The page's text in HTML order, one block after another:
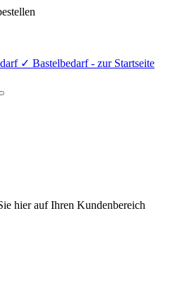
hier auf Ihren Kundenbereich